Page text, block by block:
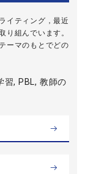
イティング，最近
り組んでいます。
ーマのもとでどの
習, PBL, 教師の